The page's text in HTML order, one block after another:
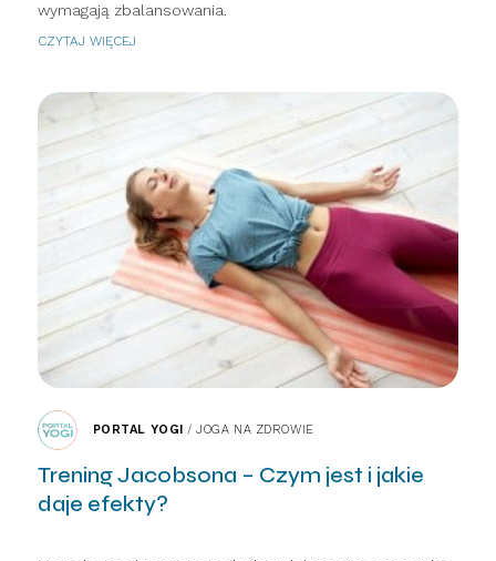
wymagają zbalansowania.
CZYTAJ WIĘCEJ
PORTAL YOGI /JOGA NA ZDROWIE
Trening Jacobsona – Czym jest i jakie
daje efekty?